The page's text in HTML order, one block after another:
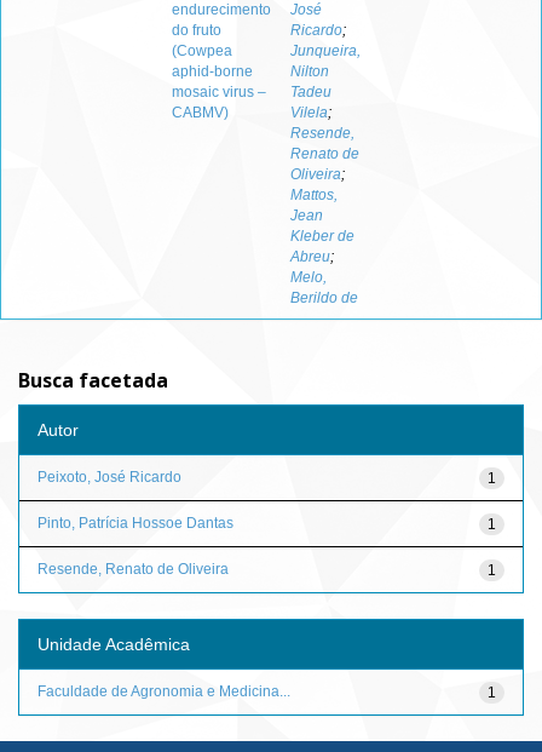
endurecimento
do fruto
(Cowpea
aphid-borne
mosaic virus –
CABMV)
José
Ricardo;
Junqueira,
Nilton
Tadeu
Vilela;
Resende,
Renato de
Oliveira;
Mattos,
Jean
Kleber de
Abreu;
Melo,
Berildo de
Busca facetada
Autor
1
Peixoto, José Ricardo
1
Pinto, Patrícia Hossoe Dantas
1
Resende, Renato de Oliveira
Unidade Acadêmica
1
Faculdade de Agronomia e Medicina...